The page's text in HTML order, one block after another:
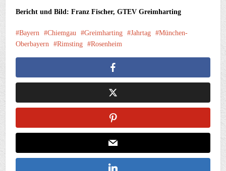
Bericht und Bild: Franz Fischer, GTEV Greimharting
Bayern Chiemgau Greimharting Jahrtag
München-
Oberbayern
Rimsting Rosenheim